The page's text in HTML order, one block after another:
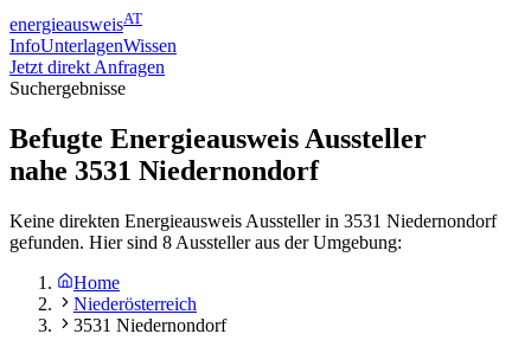
energieausweisAT
InfoUnterlagenWissen
Jetzt direkt Anfragen
Suchergebnisse
Befugte Energieausweis Aussteller
nahe 3531 Niedernondorf
Keine direkten Energieausweis Aussteller in 3531 Niedernondorf
gefunden. Hier sind 8 Aussteller aus der Umgebung:
Home
Niederösterreich
3531 Niedernondorf